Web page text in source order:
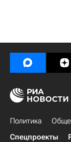
Политика
Спецпроекты